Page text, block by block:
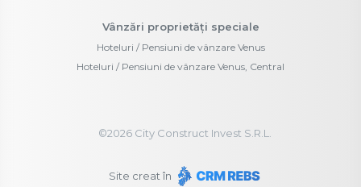
Vânzări proprietăți speciale
Hoteluri / Pensiuni de vânzare Venus
Hoteluri / Pensiuni de vânzare Venus, Central
©2026City Construct Invest S.R.L.
Site creat în